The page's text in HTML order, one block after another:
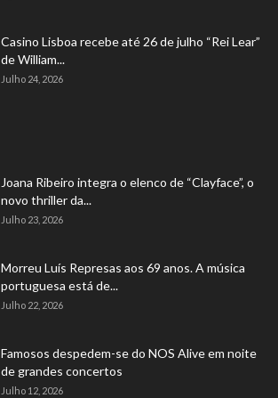
Casino Lisboa recebe até 26 de julho “Rei Lear”
de William...
Julho 24, 2026
Joana Ribeiro integra o elenco de “Clayface”, o
novo thriller da...
Julho 23, 2026
Morreu Luís Represas aos 69 anos. A música
portuguesa está de...
Julho 22, 2026
Famosos despedem-se do NOS Alive em noite
de grandes concertos
Julho 12, 2026